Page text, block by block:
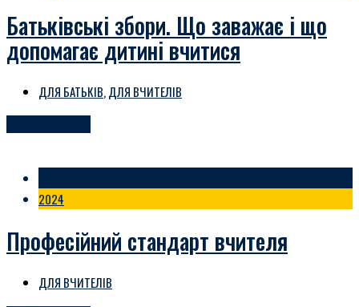
Батьківські збори. Що заважає і що
допомагає дитині вчитися
ДЛЯ БАТЬКІВ,ДЛЯ ВЧИТЕЛІВ
2024
Професійний стандарт вчителя
ДЛЯ ВЧИТЕЛІВ